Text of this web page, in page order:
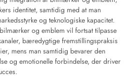
identitet, samtidig med at man
og teknologiske kapacitet.
og emblem vil fortsat tilpasse
bæredygtige fremstillingspraksis
mens man samtidig bevarer den
og emotionelle forbindelse, der driver